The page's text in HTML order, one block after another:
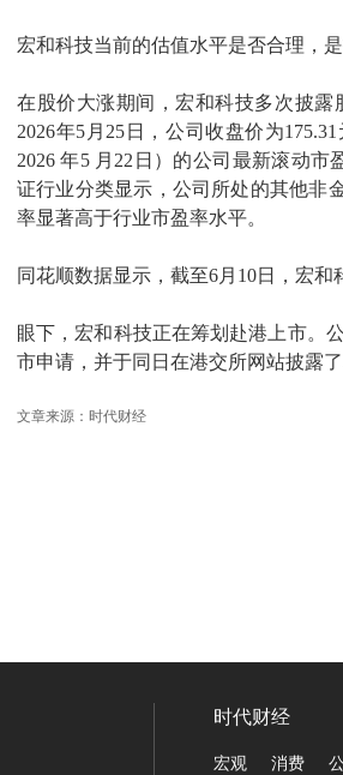
宏和科技当前的估值水平是否合理，
在股价大涨期间，宏和科技多次披露
2026年5月25日，公司收盘价为
2026 年5 月22日）的公司最新滚动市
证行业分类显示，公司所处的其他非
率显著高于行业市盈率水平。
同花顺数据显示，截至6月10日，宏和
眼下，宏和科技正在筹划赴港上市。
市申请，并于同日在港交所网站披露
文章来源：时代财经
时代财经
宏观 消费